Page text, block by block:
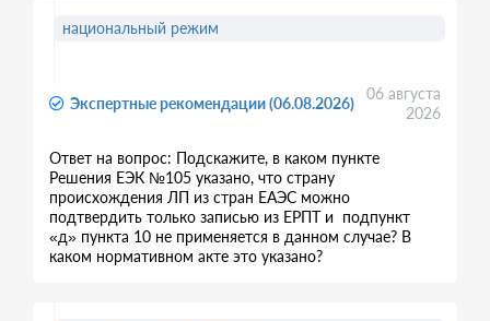
Экспертные рекомендации (06.08.2026)
06 августа
2026
Ответ на вопрос: Подскажите, в каком пункте
Решения ЕЭК №105 указано, что страну
происхождения ЛП из стран ЕАЭС можно
подтвердить только записью из ЕРПТ и подпункт
«д» пункта 10 не применяется в данном случае? В
каком нормативном акте это указано?
национальный режим